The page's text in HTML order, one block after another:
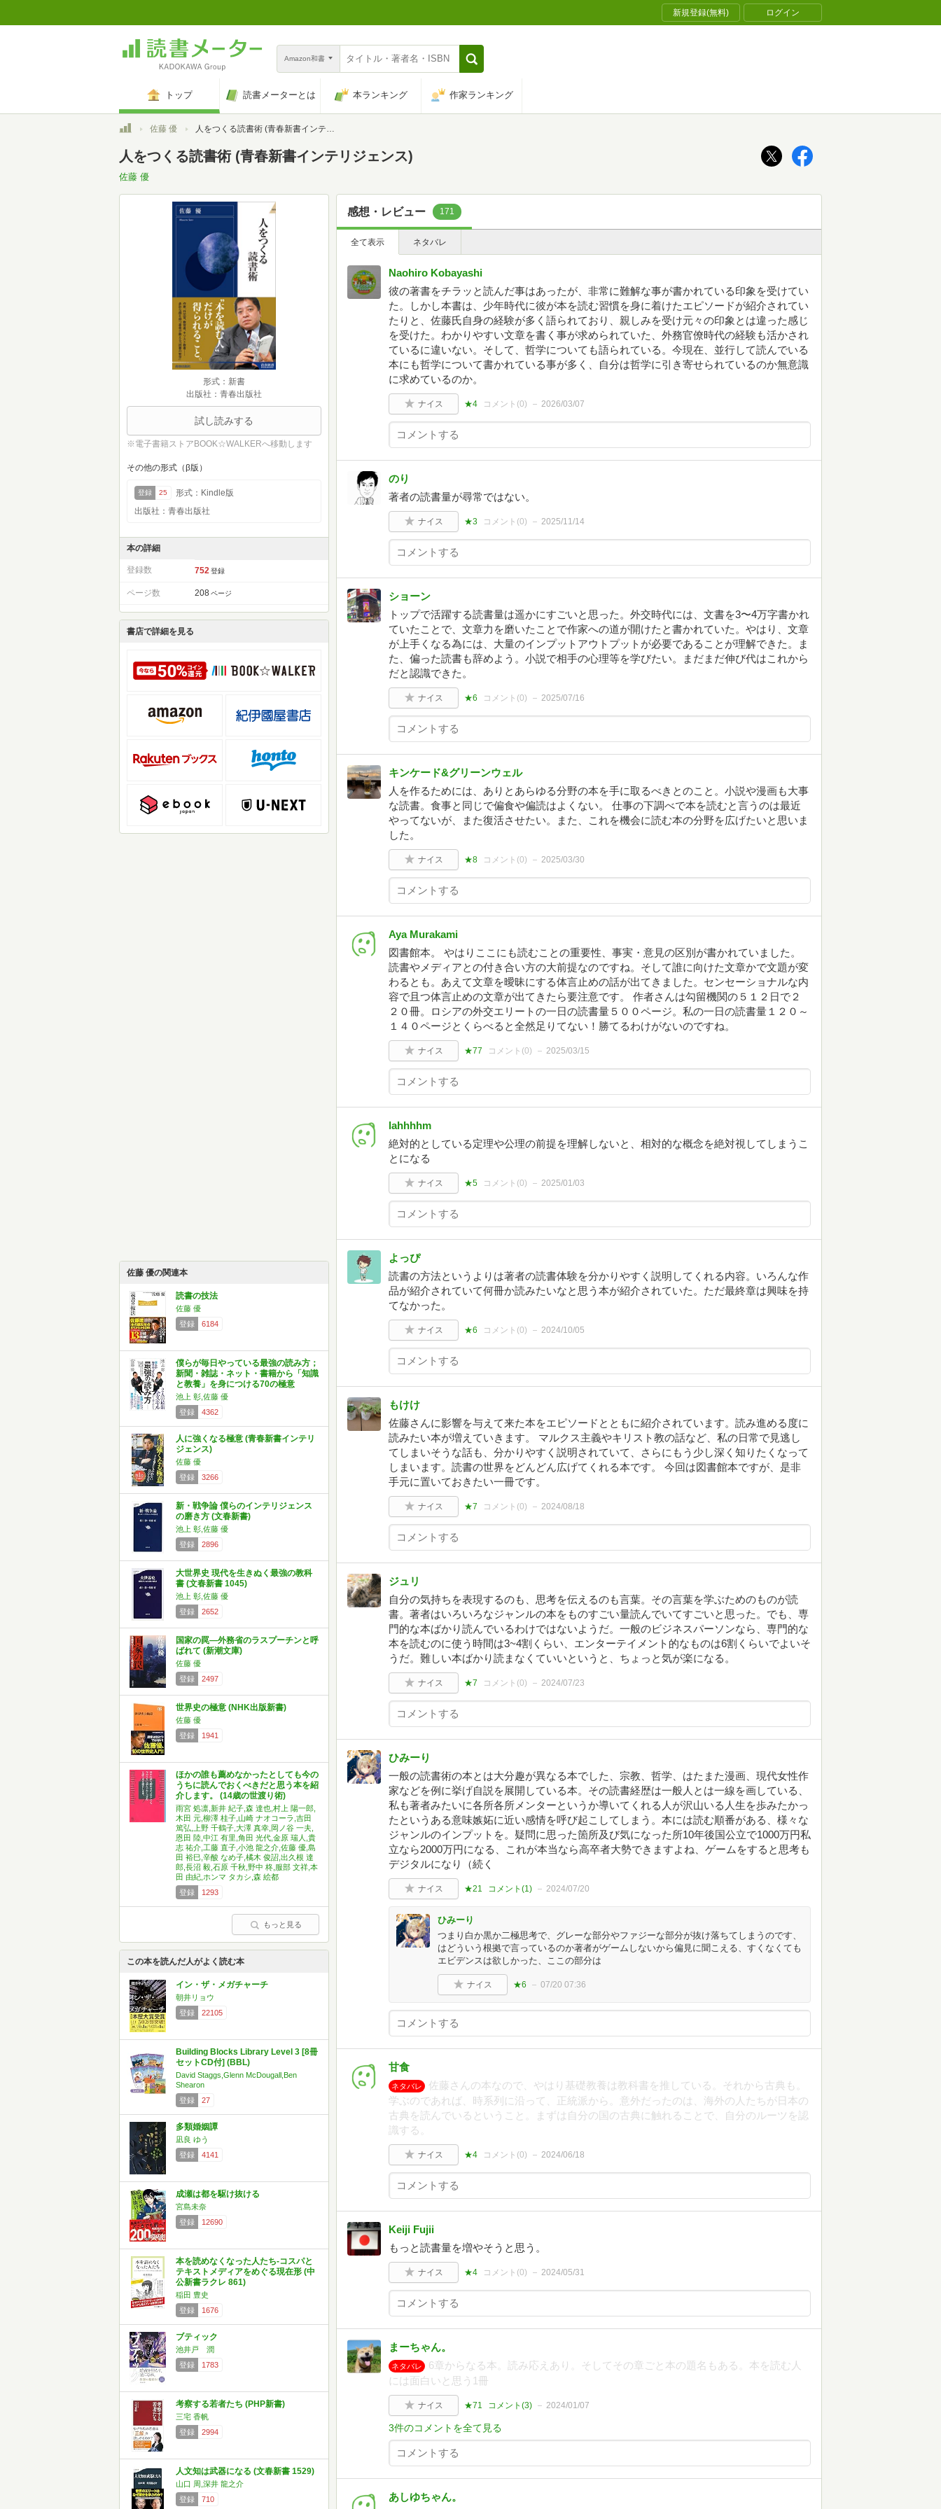
新規登録(無料) ログイン
Amazon和書
トップ 読書メーターとは 本ランキング 作家ランキング
トップ佐藤 優 人をつくる読書術 (青春新書インテリジェンス)
人をつくる読書術 (青春新書インテリジェンス)
佐藤 優
形式：新書
出版社：青春出版社
試し読みする
※電子書籍ストアBOOK☆WALKERへ移動します
その他の形式（β版）
登録 25
形式：Kindle版
出版社：青春出版社
本の詳細
登録数 752 登録
ページ数 208 ページ
書店で詳細を見る
佐藤 優の関連本
読書の技法
佐藤 優
登録
6184
僕らが毎日やっている最強の読み方；
新聞・雑誌・ネット・書籍から「知識
と教養」を身につける70の極意
池上 彰,佐藤 優
登録
4362
人に強くなる極意 (青春新書インテリ
ジェンス)
佐藤 優
登録
3266
新・戦争論 僕らのインテリジェンス
の磨き方 (文春新書)
池上 彰,佐藤 優
登録
2896
大世界史 現代を生きぬく最強の教科
書 (文春新書 1045)
池上 彰,佐藤 優
登録
2652
国家の罠―外務省のラスプーチンと呼
ばれて (新潮文庫)
佐藤 優
登録
2497
世界史の極意 (NHK出版新書)
佐藤 優
登録
1941
ほかの誰も薦めなかったとしても今の
うちに読んでおくべきだと思う本を紹
介します。 (14歳の世渡り術)
雨宮 処凛,新井 紀子,森 達也,村上 陽一郎,
木田 元,柳澤 桂子,山崎 ナオコーラ,吉田
篤弘,上野 千鶴子,大澤 真幸,岡ノ谷 一夫,
恩田 陸,中江 有里,角田 光代,金原 瑞人,貴
志 祐介,工藤 直子,小池 龍之介,佐藤 優,島
田 裕巳,辛酸 なめ子,橘木 俊詔,出久根 達
郎,長沼 毅,石原 千秋,野中 柊,服部 文祥,本
田 由紀,ホンマ タカシ,森 絵都
登録
1293
もっと見る
この本を読んだ人がよく読む本
イン・ザ・メガチャーチ
朝井リョウ
登録
22105
Building Blocks Library Level 3 [8冊
セットCD付] (BBL)
David Staggs,Glenn McDougall,Ben
Shearon
登録
27
多類婚姻譚
凪良 ゆう
登録
4141
成瀬は都を駆け抜ける
宮島未奈
登録
12690
本を読めなくなった人たち-コスパと
テキストメディアをめぐる現在形 (中
公新書ラクレ 861)
稲田 豊史
登録
1676
ブティック
池井戸 潤
登録
1783
考察する若者たち (PHP新書)
三宅 香帆
登録
2994
人文知は武器になる (文春新書 1529)
山口 周,深井 龍之介
登録
710
感想・レビュー 171
全て表示 ネタバレ
Naohiro Kobayashi
彼の著書をチラッと読んだ事はあったが、非常に難解な事が書かれている印象を受けてい
た。しかし本書は、少年時代に彼が本を読む習慣を身に着けたエピソードが紹介されてい
たりと、佐藤氏自身の経験が多く語られており、親しみを受け元々の印象とは違った感じ
を受けた。わかりやすい文章を書く事が求められていた、外務官僚時代の経験も活かされ
ているに違いない。そして、哲学についても語られている。今現在、並行して読んでいる
本にも哲学について書かれている事が多く、自分は哲学に引き寄せられているのか無意識
に求めているのか。
ナイス ★4 コメント(0) 2026/03/07
のり
著者の読書量が尋常ではない。
ナイス ★3 コメント(0) 2025/11/14
ショーン
トップで活躍する読書量は遥かにすごいと思った。外交時代には、文書を3〜4万字書かれ
ていたことで、文章力を磨いたことで作家への道が開けたと書かれていた。やはり、文章
が上手くなる為には、大量のインプットアウトプットが必要であることが理解できた。ま
た、偏った読書も辞めよう。小説で相手の心理等を学びたい。まだまだ伸び代はこれから
だと認識できた。
ナイス ★6 コメント(0) 2025/07/16
キンケード&グリーンウェル
人を作るためには、ありとあらゆる分野の本を手に取るべきとのこと。小説や漫画も大事
な読書。食事と同じで偏食や偏読はよくない。 仕事の下調べで本を読むと言うのは最近
やってないが、また復活させたい。また、これを機会に読む本の分野を広げたいと思いま
した。
ナイス ★8 コメント(0) 2025/03/30
Aya Murakami
図書館本。 やはりここにも読むことの重要性、事実・意見の区別が書かれていました。
読書やメディアとの付き合い方の大前提なのですね。そして誰に向けた文章かで文題が変
わるとも。あえて文章を曖昧にする体言止めの話が出てきました。センセーショナルな内
容で且つ体言止めの文章が出てきたら要注意です。 作者さんは勾留機関の５１２日で２
２０冊。ロシアの外交エリートの一日の読書量５００ページ。私の一日の読書量１２０～
１４０ページとくらべると全然足りてない！勝てるわけがないのですね。
ナイス ★77 コメント(0) 2025/03/15
lahhhhm
絶対的としている定理や公理の前提を理解しないと、相対的な概念を絶対視してしまうこ
とになる
ナイス ★5 コメント(0) 2025/01/03
よっぴ
読書の方法というよりは著者の読書体験を分かりやすく説明してくれる内容。いろんな作
品が紹介されていて何冊か読みたいなと思う本が紹介されていた。ただ最終章は興味を持
てなかった。
ナイス ★6 コメント(0) 2024/10/05
もけけ
佐藤さんに影響を与えて来た本をエピソードとともに紹介されています。読み進める度に
読みたい本が増えていきます。 マルクス主義やキリスト教の話など、私の日常で見逃し
てしまいそうな話も、分かりやすく説明されていて、さらにもう少し深く知りたくなって
しまいます。読書の世界をどんどん広げてくれる本です。 今回は図書館本ですが、是非
手元に置いておきたい一冊です。
ナイス ★7 コメント(0) 2024/08/18
ジュリ
自分の気持ちを表現するのも、思考を伝えるのも言葉。その言葉を学ぶためのものが読
書。著者はいろいろなジャンルの本をものすごい量読んでいてすごいと思った。でも、専
門的な本ばかり読んでいるわけではないようだ。一般のビジネスパーソンなら、専門的な
本を読むのに使う時間は3~4割くらい、エンターテイメント的なものは6割くらいでよいそ
うだ。難しい本ばかり読まなくていいというと、ちょっと気が楽になる。
ナイス ★7 コメント(0) 2024/07/23
ひみーり
一般の読書術の本とは大分趣が異なる本でした、宗教、哲学、はたまた漫画、現代女性作
家などを例に挙げ自説を展開している本。その読書経歴は一般人とは一線を画している、
私も著者みたいに各所各所メンターというか導いてくれる人が沢山いる人生を歩みたかっ
たというある意味嫉妬に近い感情を呼び起こしてしまう。本には読む順番がある、様々な
ジャンルのインプットを。疑問に思った箇所及び気になった所10年後国公立で1000万円私
立なら2000万円になる、これが本当なら高卒者大勢できますよね、ゲームをすると思考も
デジタルになり（続く
ナイス ★21 コメント(1) 2024/07/20
ひみーり
つまり白か黒か二極思考で、グレーな部分やファジーな部分が抜け落ちてしまうのです、
はどういう根拠で言っているのか著者がゲームしないから偏見に聞こえる、すくなくても
エビデンスは欲しかった、ここの部分は
ナイス ★6 07/20 07:36
甘食
ネタバレ
佐藤さんの本なので、やはり基礎教養は教科書を推している。それから古典も。
学ぶのであれば、時系列に沿って、正統派から。意外だったのは、海外の人たちが日本の
古典を読んでいるということ。まずは自分の国の古典に触れることで、自分のルーツを認
識する。
ナイス ★4 コメント(0) 2024/06/18
Keiji Fujii
もっと読書量を増やそうと思う。
ナイス ★4 コメント(0) 2024/05/31
まーちゃん。
ネタバレ
6章からなる本。読み応えあり。そしてその章ごと本の題名もある。本を読む人
には面白いと思う1冊
ナイス ★71 コメント(3) 2024/01/07
3件のコメントを全て見る
あしゆちゃん。